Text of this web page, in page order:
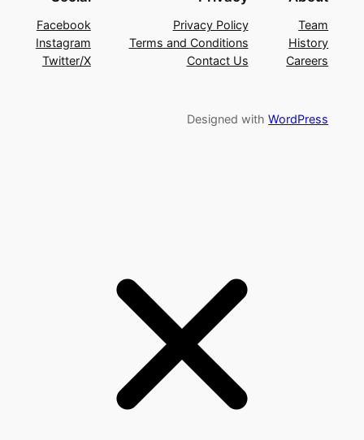
Team
History
Careers
Privacy Policy
Terms and Conditions
Contact Us
Facebook
Instagram
Twitter/X
Designed withWordPress